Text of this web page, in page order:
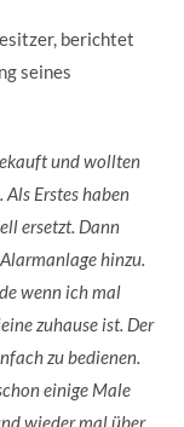
berichtet
seines
und wollten
Erstes haben
ersetzt. Dann
hinzu.
wenn ich mal
zuhause ist. Der
zu bedienen.
einige Male
wieder mal über